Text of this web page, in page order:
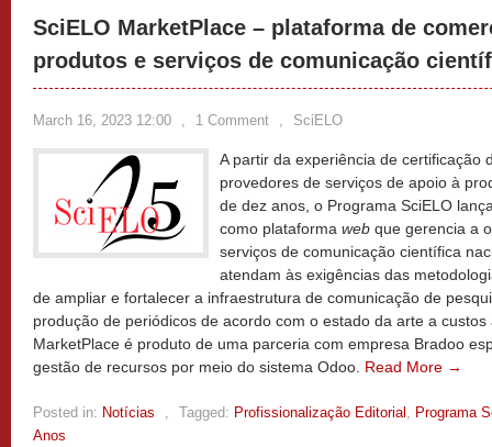
SciELO MarketPlace – plataforma de
produtos e serviços de comunicação
March 16, 2023 12:00 , 1 Comment , SciELO
A partir da experiência de certificação
provedores de serviços de apoio à
de dez anos, o Programa SciELO
como plataforma web que gerencia a
serviços de comunicação científica
atendam às exigências das
de ampliar e fortalecer a infraestrutura de comunicação de
produção de periódicos de acordo com o estado da arte a custos
MarketPlace é produto de uma parceria com empresa Bradoo
gestão de recursos por meio do sistema Odoo. Read More →
Posted in: Notícias , Tagged: Profissionalização Editorial , Programa
Anos